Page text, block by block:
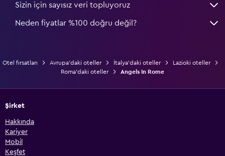
Sizin için sayısız veri topluyoruz
Neden fiyatlar %100 doğru değil?
Otel fırsatları Avrupa'daki oteller İtalya'daki oteller
Lazioki oteller
Roma'daki oteller
Angels In Rome
Şirket
Hakkında
Kariyer
Mobil
Keşfet